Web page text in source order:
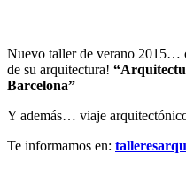
Nuevo taller de verano 2015…
de su arquitectura!
Barcelona”
Y además… viaje
Te informamos en: